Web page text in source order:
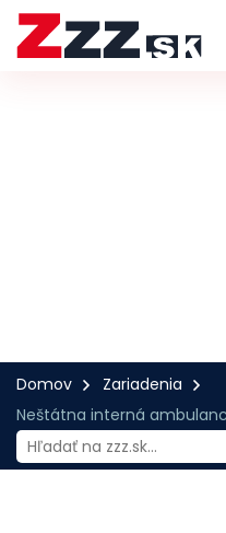
Domov
Zariadenia
Neštátna interná